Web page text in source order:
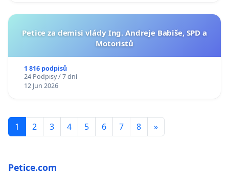
Petice za demisi vlády Ing. Andreje Babiše, SPD a
Motoristů
1 816 podpisů
24 Podpisy / 7 dní
12 Jun 2026
1 2 3 4 5 6 7 8 »
Petice.com